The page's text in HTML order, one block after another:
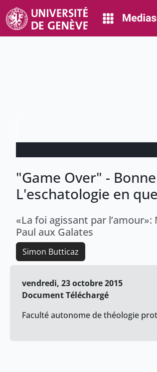
"Game Over" -
L'eschatologie en
«La foi agissant par
Paul aux Galates
Simon Butticaz
vendredi, 23 octobre 2015
Document Téléchargé
Faculté autonome de théologie